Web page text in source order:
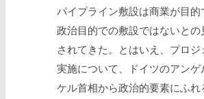
パイプライン敷設は商業が目的
政治目的での敷設ではないとの
されてきた。とはいえ、プロジ
実施について、ドイツのアンゲ
ケル首相から政治的要素にふれ